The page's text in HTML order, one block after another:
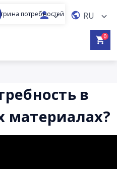
потребностей RU
0
в
материалах?